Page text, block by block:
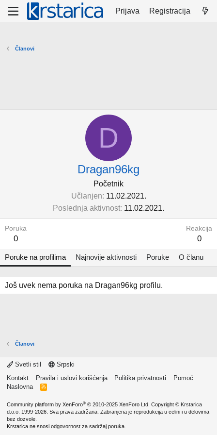
Prijava Registracija
Članovi
D
Dragan96kg
Početnik
Učlanjen 11.02.2021.
Poslednja aktivnost 11.02.2021.
Poruka
0
Reakcija
0
Poruke na profilima Najnovije aktivnosti Poruke O članu
Još uvek nema poruka na Dragan96kg profilu.
Članovi
Svetli stil
Srpski
Kontakt
Pravila i uslovi korišćenja Politika privatnosti
Pomoć
Naslovna
R
Community platform by XenForo® © 2010-2025 XenForo Ltd. Copyright © Krstarica
d.o.o. 1999-2026. Sva prava zadržana. Zabranjena je reprodukcija u celini i u delovima
bez dozvole.
Krstarica ne snosi odgovornost za sadržaj poruka.